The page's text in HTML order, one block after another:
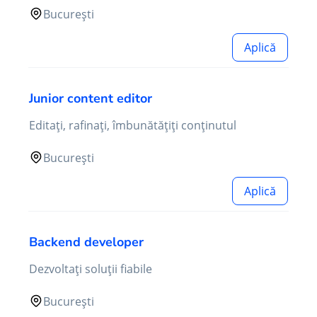
București
Aplică
Junior content editor
Editați, rafinați, îmbunătățiți conținutul
București
Aplică
Backend developer
Dezvoltați soluții fiabile
București